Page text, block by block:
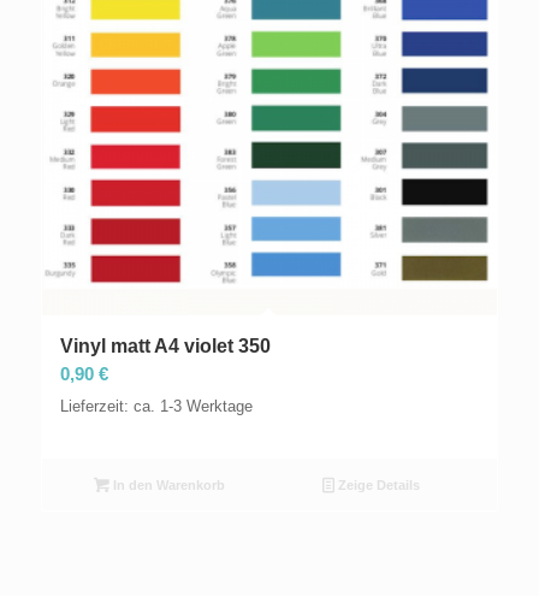
Vinyl matt A4 violet 350
0,90 €
Lieferzeit: ca. 1-3 Werktage
In den Warenkorb Zeige Details